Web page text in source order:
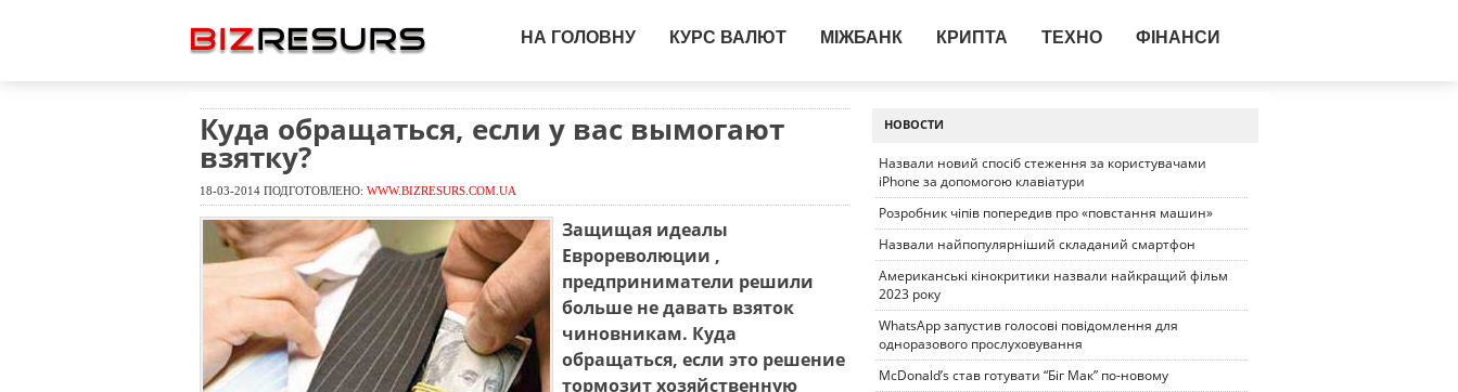
НА ГОЛОВНУ КУРС ВАЛЮТ МІЖБАНК КРИПТА ТЕХНО ФІНАНСИ
НОВОСТИ
Назвали новий спосіб стеження за користувачами
iPhone за допомогою клавіатури
Розробник чіпів попередив про «повстання машин»
Назвали найпопулярніший складаний смартфон
Американські кінокритики назвали найкращий фільм
2023 року
WhatsApp запустив голосові повідомлення для
одноразового прослуховування
McDonald’s став готувати “Біг Мак” по-новому
Куда обращаться, если у вас вымогают
взятку?
18-03-2014 ПОДГОТОВЛЕНО: WWW.BIZRESURS.COM.UA
Защищая идеалы
Еврореволюции ,
предприниматели решили
больше не давать взяток
чиновникам. Куда
обращаться, если это решение
тормозит хозяйственную